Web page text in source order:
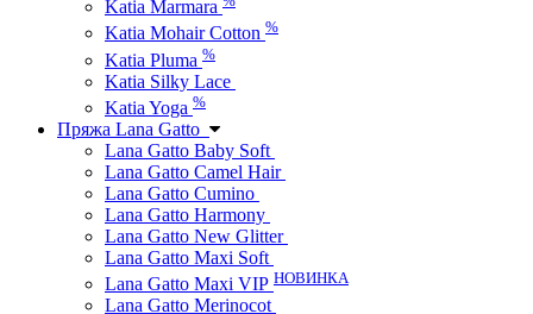
Katia Marmara
Katia Mohair Cotton %
Katia Pluma %
Katia Silky Lace
Katia Yoga %
Пряжа Lana Gatto
Lana Gatto Baby Soft
Lana Gatto Camel Hair
Lana Gatto Cumino
Lana Gatto Harmony
Lana Gatto New Glitter
Lana Gatto Maxi Soft
Lana Gatto Maxi VIP НОВИНКА
Lana Gatto Merinocot